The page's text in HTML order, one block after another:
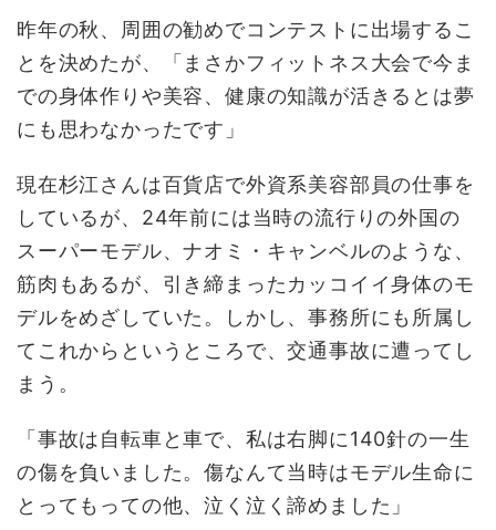
昨年の秋、周囲の勧めでコンテストに出場するこ
とを決めたが、「まさかフィットネス大会で今ま
での身体作りや美容、健康の知識が活きるとは夢
にも思わなかったです」
現在杉江さんは百貨店で外資系美容部員の仕事を
しているが、24年前には当時の流行りの外国の
スーパーモデル、ナオミ・キャンベルのような、
筋肉もあるが、引き締まったカッコイイ身体のモ
デルをめざしていた。しかし、事務所にも所属し
てこれからというところで、交通事故に遭ってし
まう。
「事故は自転車と車で、私は右脚に140針の一生
の傷を負いました。傷なんて当時はモデル生命に
とってもっての他、泣く泣く諦めました」